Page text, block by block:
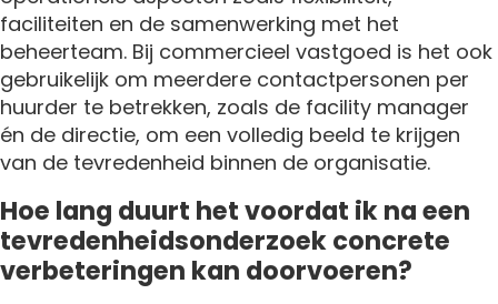
faciliteiten en de samenwerking met het
beheerteam. Bij commercieel vastgoed is het ook
gebruikelijk om meerdere contactpersonen per
huurder te betrekken, zoals de facility manager
én de directie, om een volledig beeld te krijgen
van de tevredenheid binnen de organisatie.
Hoe lang duurt het voordat ik na een
tevredenheidsonderzoek concrete
verbeteringen kan doorvoeren?